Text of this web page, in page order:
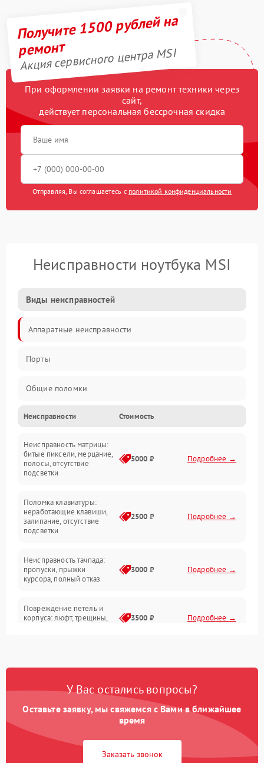
Получите 1500 рублей на
ремонт
Акция сервисного центра MSI
При оформлении заявки на ремонт техники через
сайт,
действует персональная бессрочная скидка
Отправляя, Вы соглашаетесь с политикой конфиденциальности
Неисправности ноутбука MSI
Виды неисправностей
Аппаратные неисправности
Порты
Общие поломки
Устройства
Программные ошибки
Электрические и системные сбои
Интерфейсные проблемы
Батарея
Сеть и интернет
Неисправности Стоимость
Неисправность матрицы:
битые пиксели, мерцание,
полосы, отсутствие
подсветки
5000 ₽ Подробнее →
Поломка клавиатуры:
неработающие клавиши,
залипание, отсутствие
подсветки
2500 ₽ Подробнее →
Неисправность тачпада:
пропуски, прыжки
курсора, полный отказ
3000 ₽ Подробнее →
Повреждение петель и
корпуса: люфт, трещины,
3500 ₽ Подробнее →
быстрая разрядка,
2500 ₽ Подробнее →
Неисправность зарядного
питания
2000 ₽ Подробнее →
У Вас остались вопросы?
Оставьте заявку, мы свяжемся с Вами в ближайшее
время
Заказать звонок